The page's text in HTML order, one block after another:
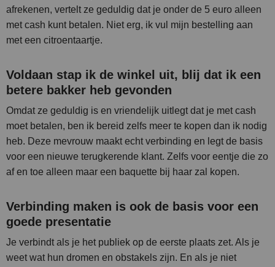
afrekenen, vertelt ze geduldig dat je onder de 5 euro alleen
met cash kunt betalen. Niet erg, ik vul mijn bestelling aan
met een citroentaartje.
Voldaan stap ik de winkel uit, blij dat ik een
betere bakker heb gevonden
Omdat ze geduldig is en vriendelijk uitlegt dat je met cash
moet betalen, ben ik bereid zelfs meer te kopen dan ik nodig
heb. Deze mevrouw maakt echt verbinding en legt de basis
voor een nieuwe terugkerende klant. Zelfs voor eentje die zo
af en toe alleen maar een baquette bij haar zal kopen.
Verbinding maken is ook de basis voor een
goede presentatie
Je verbindt als je het publiek op de eerste plaats zet. Als je
weet wat hun dromen en obstakels zijn. En als je niet